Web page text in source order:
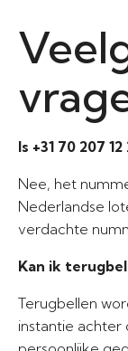
Is +31 70 207
Nee, het
Nederlandse
verdachte
Kan ik
Terugbellen
instantie achter